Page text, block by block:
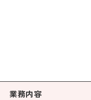
業務内容